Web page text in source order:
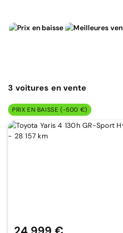
3 voitures en vente
PRIX EN BAISSE (-500 €)